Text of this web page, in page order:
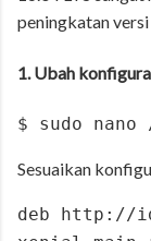
peningkatan
1. Ubah
$ sudo
Sesuaikan
deb http://